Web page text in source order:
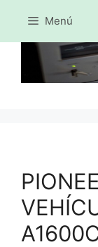
Saltar
al
contenido
Menú